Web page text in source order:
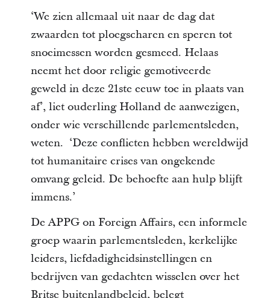
‘We zien allemaal uit naar de dag dat
zwaarden tot ploegscharen en speren tot
snoeimessen worden gesmeed. Helaas
neemt het door religie gemotiveerde
geweld in deze 21ste eeuw toe in plaats van
af’, liet ouderling Holland de aanwezigen,
onder wie verschillende parlementsleden,
weten. ‘Deze conflicten hebben wereldwijd
tot humanitaire crises van ongekende
omvang geleid. De behoefte aan hulp blijft
immens.’
De APPG on Foreign Affairs, een informele
groep waarin parlementsleden, kerkelijke
leiders, liefdadigheidsinstellingen en
bedrijven van gedachten wisselen over het
Britse buitenlandbeleid, belegt